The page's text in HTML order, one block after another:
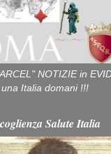
NOTIZIE in
Italia domani !!!
Salute Italia